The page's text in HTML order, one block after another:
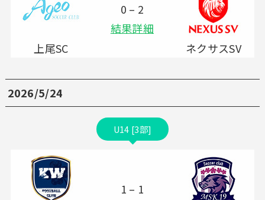
上尾SC
0 – 2
結果詳細
ネクサスSV
2026/5/24
U14 [3部]
1 – 1